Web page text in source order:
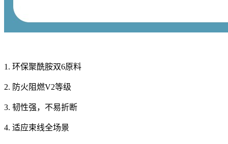
1. 环保聚酰胺双6原料
2. 防火阻燃V2等级
3. 韧性强，不易折断
4. 适应束线全场景